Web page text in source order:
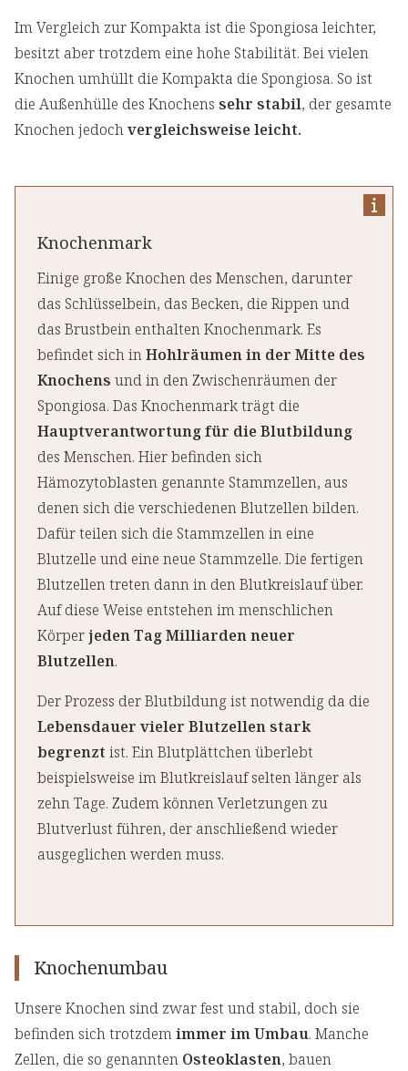
Im Vergleich zur Kompakta ist die Spongiosa leichter,
besitzt aber trotzdem eine hohe Stabilität. Bei vielen
Knochen umhüllt die Kompakta die Spongiosa. So ist
die Außenhülle des Knochens sehr stabil, der gesamte
Knochen jedochvergleichsweise leicht.
Knochenmark
Einige große Knochen des Menschen, darunter
das Schlüsselbein, das Becken, die Rippen und
das Brustbein enthalten Knochenmark. Es
befindet sich inHohlräumen in der Mitte des
Knochens und in den Zwischenräumen der
Spongiosa. Das Knochenmark trägt die
Hauptverantwortung für die Blutbildung
des Menschen. Hier befinden sich
Hämozytoblasten genannte Stammzellen, aus
denen sich die verschiedenen Blutzellen bilden.
Dafür teilen sich die Stammzellen in eine
Blutzelle und eine neue Stammzelle. Die fertigen
Blutzellen treten dann in den Blutkreislauf über.
Auf diese Weise entstehen im menschlichen
Körperjeden Tag Milliarden neuer
Blutzellen.
Der Prozess der Blutbildung ist notwendig da die
Lebensdauer vieler Blutzellen stark
begrenzt ist. Ein Blutplättchen überlebt
beispielsweise im Blutkreislauf selten länger als
zehn Tage. Zudem können Verletzungen zu
Blutverlust führen, der anschließend wieder
ausgeglichen werden muss.
Knochenumbau
Unsere Knochen sind zwar fest und stabil, doch sie
befinden sich trotzdemimmer im Umbau. Manche
Zellen, die so genannten Osteoklasten, bauen